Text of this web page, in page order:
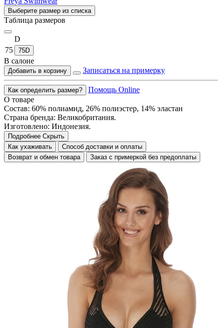
Выберите размер из списка
Таблица размеров
D
75
75D
В салоне
Добавить в корзину Записаться на примерку
Как определить размер?
Помощь Online
О товаре
Состав: 60% полиамид, 26% полиэстер, 14% эластан
Страна бренда: Великобритания.
Изготовлено: Индонезия.
Подробнее Скрыть
Как ухаживать
Способ доставки и оплаты
Возврат и обмен товара
Заказ с примеркой без предоплаты